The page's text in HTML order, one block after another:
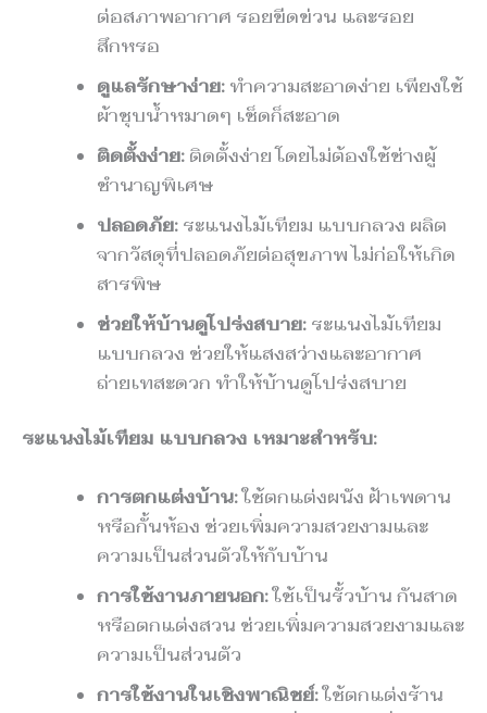
ต่อสภาพอากาศ รอยขีดข่วน และรอย
สึกหรอ
ดูแลรักษาง่าย: ทำความสะอาดง่าย เพียงใช้
ผ้าชุบน้ำหมาดๆ เช็ดก็สะอาด
ติดตั้งง่าย: ติดตั้งง่าย โดยไม่ต้องใช้ช่างผู้
ชำนาญพิเศษ
ปลอดภัย: ระแนงไม้เทียม แบบกลวง ผลิต
จากวัสดุที่ปลอดภัยต่อสุขภาพ ไม่ก่อให้เกิด
สารพิษ
ช่วยให้บ้านดูโปร่งสบาย: ระแนงไม้เทียม
แบบกลวง ช่วยให้แสงสว่างและอากาศ
ถ่ายเทสะดวก ทำให้บ้านดูโปร่งสบาย
ระแนงไม้เทียม แบบกลวง เหมาะสำหรับ:
การตกแต่งบ้าน:ใช้ตกแต่งผนัง ฝ้าเพดาน
หรือกั้นห้อง ช่วยเพิ่มความสวยงามและ
ความเป็นส่วนตัวให้กับบ้าน
การใช้งานภายนอก:ใช้เป็นรั้วบ้าน กันสาด
หรือตกแต่งสวน ช่วยเพิ่มความสวยงามและ
ความเป็นส่วนตัว
การใช้งานในเชิงพาณิชย์:ใช้ตกแต่งร้าน